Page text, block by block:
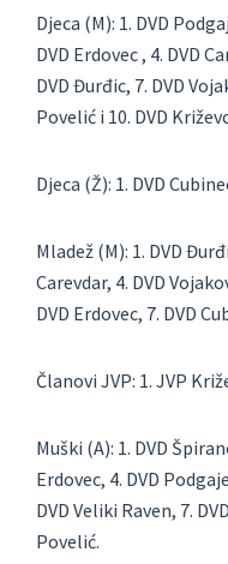
Djeca (M): 1. DVD
DVD Erdovec , 4. DVD
DVD Đurđic, 7. DVD
Povelić i 10. DVD
Djeca (Ž): 1. DVD
Mladež (M): 1. DVD
Carevdar, 4. DVD
DVD Erdovec, 7. DVD
Članovi JVP: 1. JVP
Muški (A): 1. DVD
Erdovec, 4. DVD
DVD Veliki Raven, 7.
Povelić.